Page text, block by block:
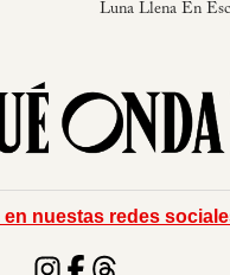
Luna Llena En
nuestas redes